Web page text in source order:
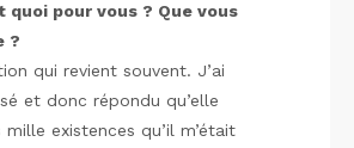
quoi pour vous ? Que vous
?
qui revient souvent. J’ai
et donc répondu qu’elle
existences qu’il m’était